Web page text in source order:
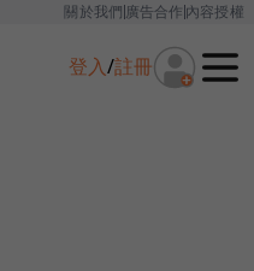
關於我們廣告合作內容授權
登入/註冊